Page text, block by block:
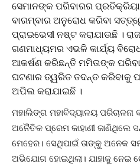
ସେମାନଙ୍କ ପରିବାରର ପ୍ରତିକ୍ରିୟା
ବାରମ୍ବାର ଅନୁରୋଧ କରିବା
ପ୍ରାଇଭେସୀ ନଷ୍ଟ କରାଯାଉଛି ।
ଗଣମାଧ୍ୟମର ଏଭଳି କାର୍ଯ୍ୟ
ଆକର୍ଷଣ କରିଛନ୍ତି ମମିତାଙ୍କ
ଘଟଣାର ତ୍ୱରିତ ତଦନ୍ତ କରିବାକୁ
ଅପିଲ କରାଯାଇଛି ।
ମହାଲିଙ୍ଗ ମହାବିଦ୍ୟାଳୟ
ଅନୈତିକ ପ୍ରେମ କାହାଣୀ ଜାଣିଥିଲେ
ମେହେର। ସେଥିପାଇଁ ତାଙ୍କୁ ଅନେକ
ଅଭିଯୋଗ ହୋଇଥିଲା। ଯାହାକୁ ନେଇ